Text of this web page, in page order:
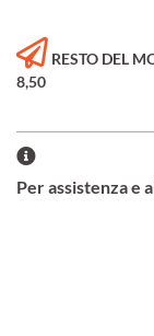
RESTO DEL
8,50
Per assistenza e